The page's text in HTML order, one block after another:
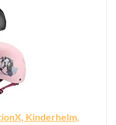
Kinderhelm,